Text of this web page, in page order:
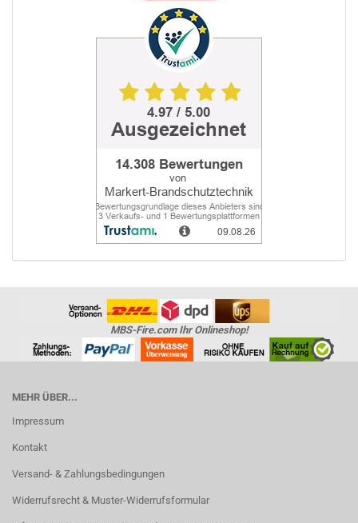
MBS-Fire.com Ihr Onlineshop!
MEHR ÜBER...
Impressum
Kontakt
Versand- & Zahlungsbedingungen
Widerrufsrecht & Muster-Widerrufsformular